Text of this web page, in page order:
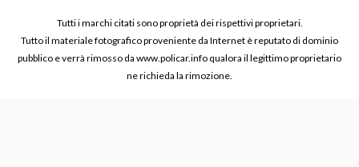
Tutti i marchi citati sono proprietà dei rispettivi proprietari.
Tutto il materiale fotografico proveniente da Internet è reputato di dominio
pubblico e verrà rimosso da www.policar.info qualora il legittimo proprietario
ne richieda la rimozione.